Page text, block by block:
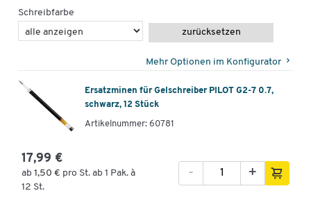
Schreibfarbe
zurücksetzen
Mehr Optionen im Konfigurator
Ersatzminen für Gelschreiber PILOT G2-7 0.7,
schwarz, 12 Stück
Artikelnummer: 60781
17,99 €
ab 1,50 € pro St. ab 1 Pak. à
12 St.
+
-